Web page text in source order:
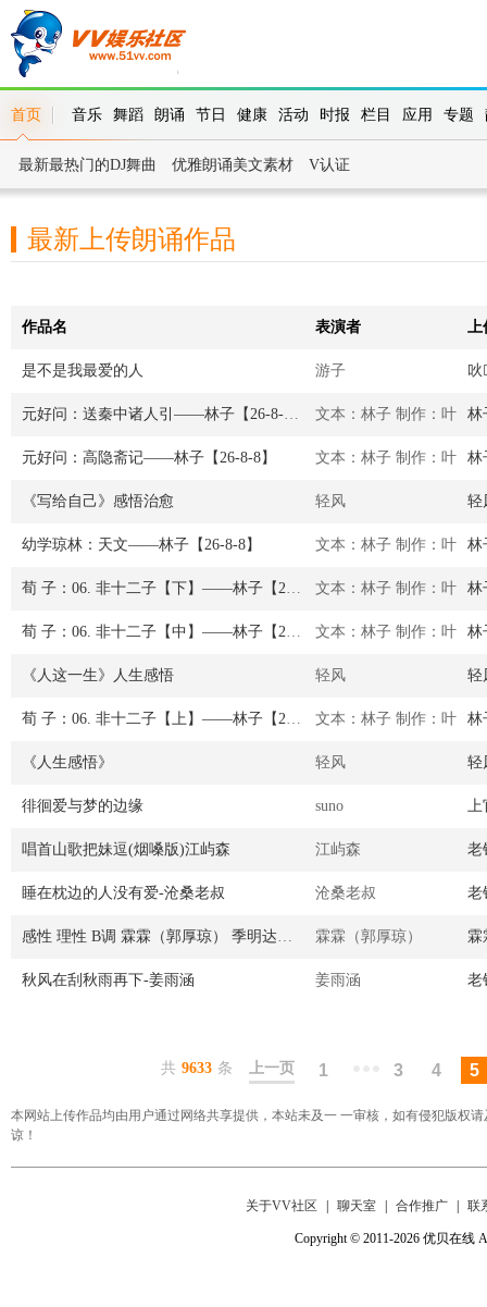
首页 音乐 舞蹈 朗诵 节日 健康 活动 时报 栏目 应用 专题
最新最热门的DJ舞曲 优雅朗诵美文素材 V认证
最新上传朗诵作品
作品名 表演者 上
是不是我最爱的人 游子 吙
元好问：送秦中诸人引——林子【26-8-8】 文本：林子 制作：叶 林
元好问：高隐斋记——林子【26-8-8】 文本：林子 制作：叶 林
《写给自己》感悟治愈 轻风 轻
幼学琼林：天文——林子【26-8-8】 文本：林子 制作：叶 林
荀 子：06. 非十二子【下】——林子【26-8-8】 文本：林子 制作：叶 林
荀 子：06. 非十二子【中】——林子【26-8-8】 文本：林子 制作：叶 林
《人这一生》人生感悟 轻风 轻
荀 子：06. 非十二子【上】——林子【26-8-8】 文本：林子 制作：叶 林
《人生感悟》 轻风 轻
徘徊爱与梦的边缘 suno 上
唱首山歌把妹逗(烟嗓版)江屿森 江屿森 老
睡在枕边的人没有爱-沧桑老叔 沧桑老叔 老
感性 理性 B调 霖霖（郭厚琼） 季明达词 余 乐曲 霖霖（郭厚琼） 霖
秋风在刮秋雨再下-姜雨涵 姜雨涵 老
共 9633 条 上一页 1 3 4 5
本网站上传作品均由用户通过网络共享提供，本站未及一 一审核，如有侵犯版权
谅！
关于VV社区 聊天室 合作推广 联
Copyright © 2011-2026 优贝在线